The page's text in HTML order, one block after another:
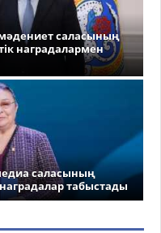
саласының
наградалармен
саласының
табыстады